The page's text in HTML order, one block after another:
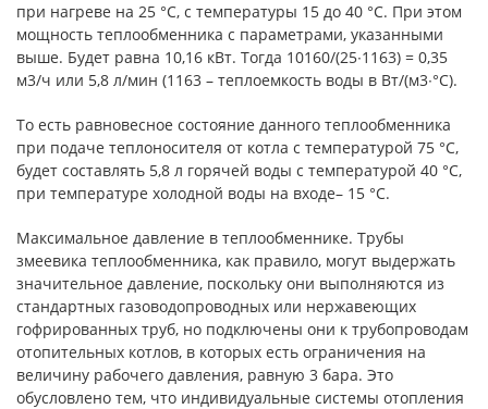
при нагреве на 25 °С, с температуры 15 до 40 °С. При этом
мощность теплообменника с параметрами, указанными
выше. Будет равна 10,16 кВт. Тогда 10160/(25∙1163) = 0,35
м3/ч или 5,8 л/мин (1163 – теплоемкость воды в Вт/(м3∙°С).
То есть равновесное состояние данного теплообменника
при подаче теплоносителя от котла с температурой 75 °С,
будет составлять 5,8 л горячей воды с температурой 40 °С,
при температуре холодной воды на входе– 15 °С.
Максимальное давление в теплообменнике. Трубы
змеевика теплообменника, как правило, могут выдержать
значительное давление, поскольку они выполняются из
стандартных газоводопроводных или нержавеющих
гофрированных труб, но подключены они к трубопроводам
отопительных котлов, в которых есть ограничения на
величину рабочего давления, равную 3 бара. Это
обусловлено тем, что индивидуальные системы отопления